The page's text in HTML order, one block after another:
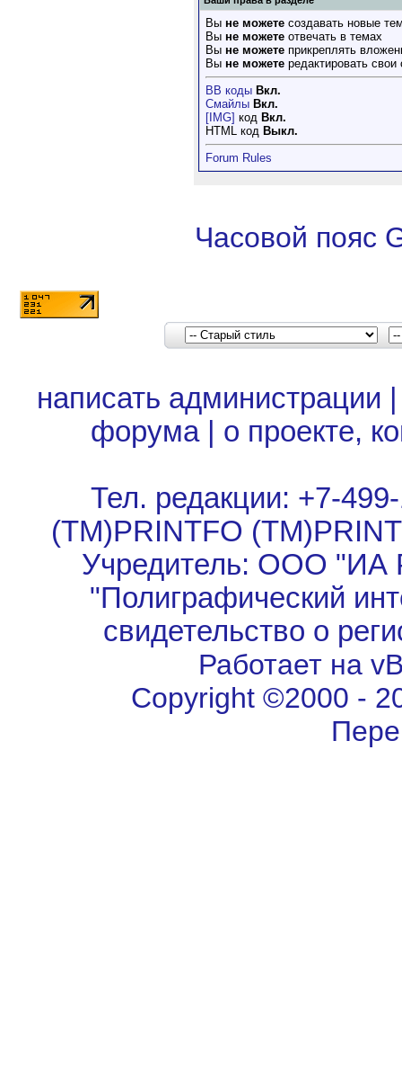
Вы не можете создавать новые
Вы не можете отвечать в темах
Вы не можете прикреплять
Вы не можете редактировать
BB коды Вкл.
Смайлы Вкл.
[IMG] код Вкл.
HTML код Выкл.
Forum Rules
Часовой пояс
написать администрации
форума| о проекте,
Тел. редакции: +7-
(TM)PRINTFO
Учредитель: ООО "ИА
"Полиграфический
свидетельство о
Работает на
Copyright ©2000 -